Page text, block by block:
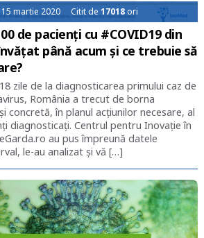
15 martie 2020 Citit de17018 ori
de pacienți cu #COVID19 din
până acum și ce trebuie să
zile de la diagnosticarea primului caz de
România a trecut de borna
concretă, în planul acțiunilor necesare, al
diagnosticați. Centrul pentru Inovație în
au pus împreună datele
le-au analizat și vă […]